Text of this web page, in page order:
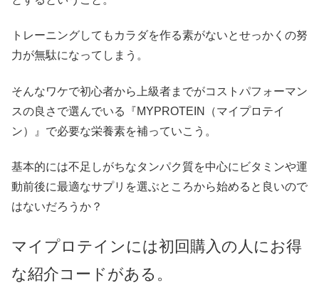
トレーニングしてもカラダを作る素がないとせっかくの努
力が無駄になってしまう。
そんなワケで初心者から上級者までがコストパフォーマン
スの良さで選んでいる『MYPROTEIN（マイプロテイ
ン）』で必要な栄養素を補っていこう。
基本的には不足しがちなタンパク質を中心にビタミンや運
動前後に最適なサプリを選ぶところから始めると良いので
はないだろうか？
マイプロテインには初回購入の人にお得
な紹介コードがある。